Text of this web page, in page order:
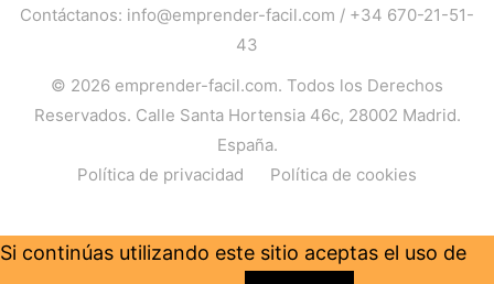
Contáctanos: info@emprender-facil.com / +34 670-21-51-
43
© 2026 emprender-facil.com. Todos los Derechos
Reservados. Calle Santa Hortensia 46c, 28002 Madrid.
España.
Política de privacidad
Política de cookies
Si continúas utilizando este sitio aceptas el uso de